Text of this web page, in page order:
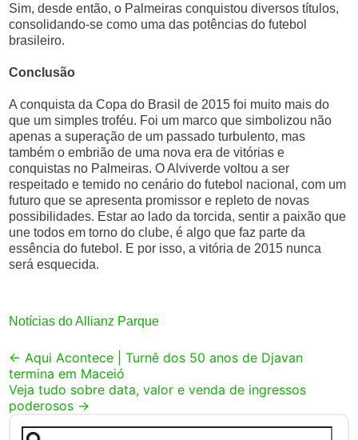
Sim, desde então, o Palmeiras conquistou diversos títulos,
consolidando-se como uma das potências do futebol
brasileiro.
Conclusão
A conquista da Copa do Brasil de 2015 foi muito mais do
que um simples troféu. Foi um marco que simbolizou não
apenas a superação de um passado turbulento, mas
também o embrião de uma nova era de vitórias e
conquistas no Palmeiras. O Alviverde voltou a ser
respeitado e temido no cenário do futebol nacional, com um
futuro que se apresenta promissor e repleto de novas
possibilidades. Estar ao lado da torcida, sentir a paixão que
une todos em torno do clube, é algo que faz parte da
essência do futebol. E por isso, a vitória de 2015 nunca
será esquecida.
Notícias do Allianz Parque
Post
navigation
← Aqui Acontece | Turnê dos 50 anos de Djavan
termina em Maceió
Veja tudo sobre data, valor e venda de ingressos
poderosos →
Pesquisar